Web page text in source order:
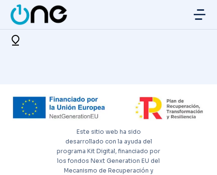
Este sitio web ha sido
desarrollado con la ayuda del
programa Kit Digital, financiado por
los fondos Next Generation EU del
Mecanismo de Recuperación y